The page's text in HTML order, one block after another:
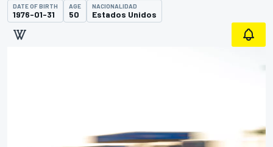
DATE OF BIRTH
1976-01-31
AGE
50
NACIONALIDAD
Estados Unidos